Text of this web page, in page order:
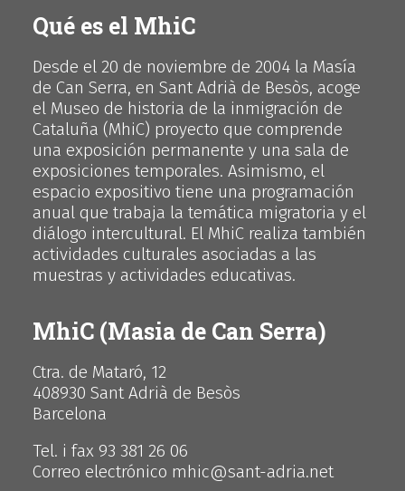
Qué es el MhiC
Desde el 20 de noviembre de 2004 la Masía
de Can Serra, en Sant Adrià de Besòs, acoge
el Museo de historia de la inmigración de
Cataluña (MhiC) proyecto que comprende
una exposición permanente y una sala de
exposiciones temporales. Asimismo, el
espacio expositivo tiene una programación
anual que trabaja la temática migratoria y el
diálogo intercultural. El MhiC realiza también
actividades culturales asociadas a las
muestras y actividades educativas.
MhiC (Masia de Can Serra)
Ctra. de Mataró, 12
408930 Sant Adrià de Besòs
Barcelona
Tel. i fax 93 381 26 06
Correo electrónico mhic@sant-adria.net